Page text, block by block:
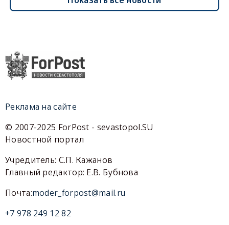
Реклама на сайте
© 2007-2025 ForPost - sevastopol.SU
Новостной портал
Учредитель: С.П. Кажанов
Главный редактор: Е.В. Бубнова
Почта:moder_forpost@mail.ru
+7 978 249 12 82